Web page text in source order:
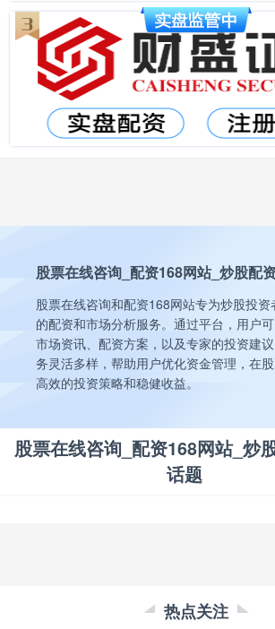
股票在线咨询_配资168网站_炒股配
股票在线咨询和配资168网站专为炒股投资
的配资和市场分析服务。通过平台，用户
市场资讯、配资方案，以及专家的投资建
务灵活多样，帮助用户优化资金管理，在
高效的投资策略和稳健收益。
股票在线咨询_配资168网站_炒
话题
热点关注